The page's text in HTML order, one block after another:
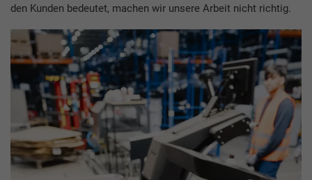
den Kunden bedeutet, machen wir unsere Arbeit nicht richtig.